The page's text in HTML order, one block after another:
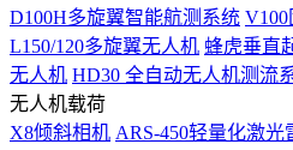
D100H多旋翼智能航测系统
L150/120多旋翼无人机 蜂虎垂直
无人机 HD30 全自动无人机测流
无人机载荷
X8倾斜相机 ARS-450轻量化激光